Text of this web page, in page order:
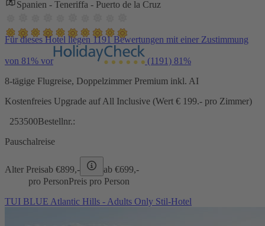
Spanien - Teneriffa - Puerto de la Cruz
Für dieses Hotel liegen 1191 Bewertungen mit einer Zustimmung
von 81% vor (1191) 81%
8-tägige Flugreise, Doppelzimmer Premium inkl. AI
Kostenfreies Upgrade auf All Inclusive (Wert € 199.- pro Zimmer)
253500Bestellnr.:
Pauschalreise
Alter Preisab €899,- ab €699,-
pro PersonPreis pro Person
TUI BLUE Atlantic Hills - Adults Only Stil-Hotel